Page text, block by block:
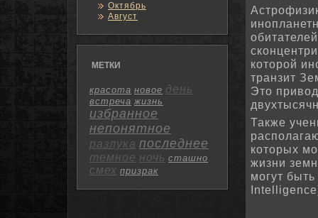
Октябрь
Август
МЕТКИ
красота новое день
встреча жизнь
избранное
непонятное
разлука последнее
темное ночь сташно
смех призрак
которой
транзит
Это
Также
которых
жизни
могут